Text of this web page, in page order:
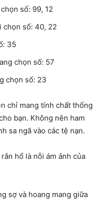
số: 99, 12
chọn số: 40, 22
35
chọn số: 57
chọn số: 23
chỉ mang tính chất thống
bạn. Không nên ham
sa ngã vào các tệ nạn.
hổ là nỗi ám ảnh của
sợ và hoang mang giữa